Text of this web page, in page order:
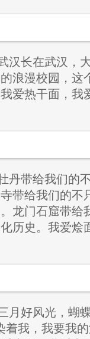
汉长在武汉，
浪漫校园，这
爱热干面，我
丹带给我们的
带给我们的不
龙门石窟带给
历史。我爱烩
月好风光，蝴
着我，我要我